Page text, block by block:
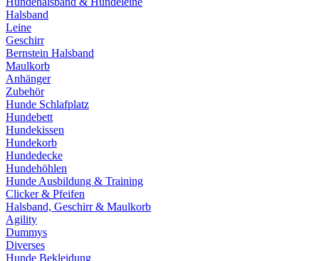
Halsband
Leine
Geschirr
Bernstein Halsband
Maulkorb
Anhänger
Zubehör
Hunde Schlafplatz
Hundebett
Hundekissen
Hundekorb
Hundedecke
Hundehöhlen
Hunde Ausbildung & Training
Clicker & Pfeifen
Halsband, Geschirr & Maulkorb
Agility
Dummys
Diverses
Hunde Bekleidung